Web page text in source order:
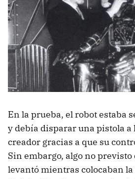
En la prueba, el robot estaba
y debía disparar una pistola a
creador gracias a que su
Sin embargo, algo no
levantó mientras colocaban